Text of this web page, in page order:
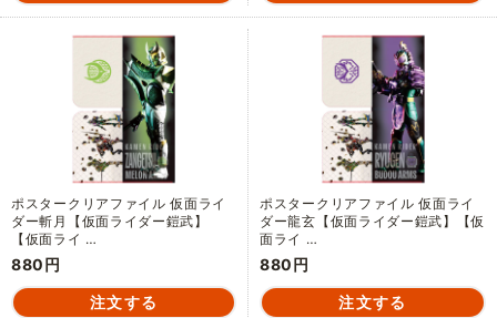
ポスタークリアファイル 仮面ライ
ダー斬月【仮面ライダー鎧武】
【仮面ライ …
880円
ポスタークリアファイル 仮面ライ
ダー龍玄【仮面ライダー鎧武】【仮
面ライ …
880円